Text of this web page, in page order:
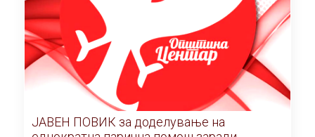
ЈАВЕН ПОВИК за доделување на